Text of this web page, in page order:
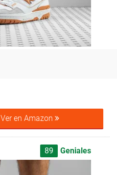
Ver en Amazon
89 Geniales